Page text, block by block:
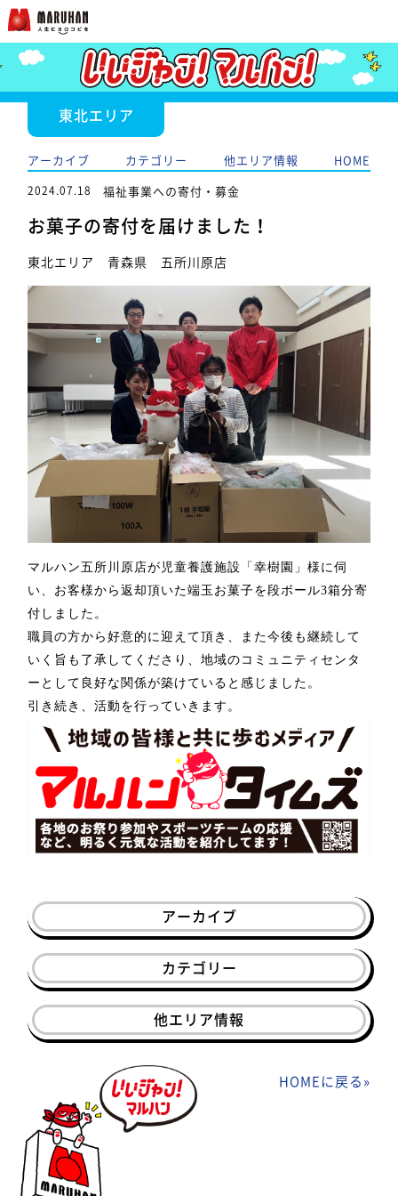
東北エリア
アーカイブ カテゴリー 他エリア情報 HOME
2024.07.18 福祉事業への寄付・募金
お菓子の寄付を届けました！
東北エリア 青森県 五所川原店
マルハン五所川原店が 児童養護施設「幸樹園」様に伺
い、お客様から返却頂いた端玉お菓子を段ボール3箱分寄
付しました。
職員の方から好意的に迎えて頂き、また今後も継続して
いく旨も了承してくださり、地域のコミュニティセンタ
ーとして 良好な関係が築けていると感じました。
引き続き、活動を行っていきます。
アーカイブ
カテゴリー
他エリア情報
HOMEに戻る»